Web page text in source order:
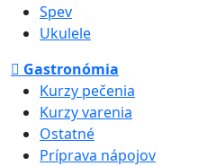
Spev
Ukulele
Gastronómia
Kurzy pečenia
Kurzy varenia
Ostatné
Príprava nápojov